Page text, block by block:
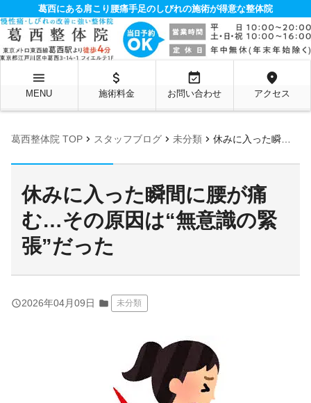
葛西にある肩こり腰痛手足のしびれの施術が得意な整体院
menu
MENU
attach_money
施術料金
event_available
お問い合わせ
location_on
アクセス
葛西整体院 TOP chevron_right スタッフブログ chevron_right 未分類 chevron_right 休みに入った瞬間に腰が痛む…その原因は“無意識の緊張”だった
休みに入った瞬間に腰が痛
む…その原因は“無意識の緊
張”だった
query_builder2026年04月09日 folder 未分類